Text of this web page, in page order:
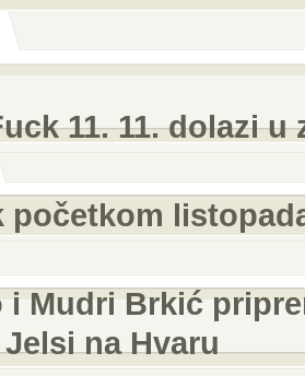
11. 11. dolazi
početkom
i Mudri Brkić
na Hvaru